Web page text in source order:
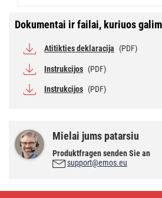
Dokumentai ir failai, kuriuos
Atitikties deklaracija (PDF)
Instrukcijos (PDF)
Instrukcijos (PDF)
Mielai jums patarsiu
Produktfragen senden Sie an
support@emos.eu